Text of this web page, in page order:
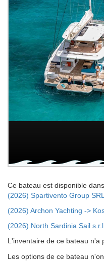
Ce bateau est disponible
(2026) Spartivento Group
(2026) Archon Yachting ->
(2026) North Sardinia Sail
L'inventaire de ce bateau n'a
Les options de ce bateau